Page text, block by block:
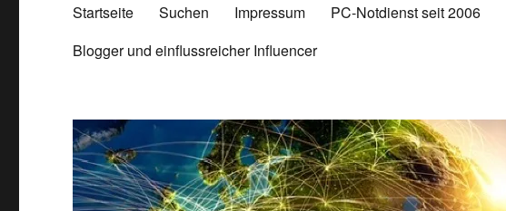
Startseite Suchen Impressum PC-Notdienst seit 2006
Blogger und einflussreicher Influencer